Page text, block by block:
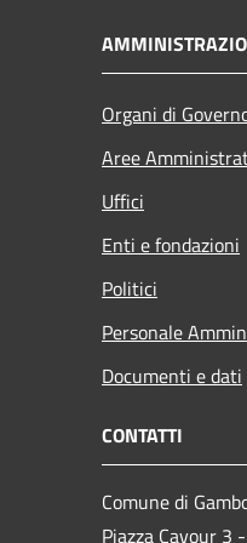
Organi di
Aree
Uffici
Enti e fondazioni
Politici
Personale
Documenti e dati
CONTATTI
Comune di
Piazza Cavour 3